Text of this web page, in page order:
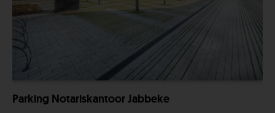
Parking Notariskantoor Jabbeke